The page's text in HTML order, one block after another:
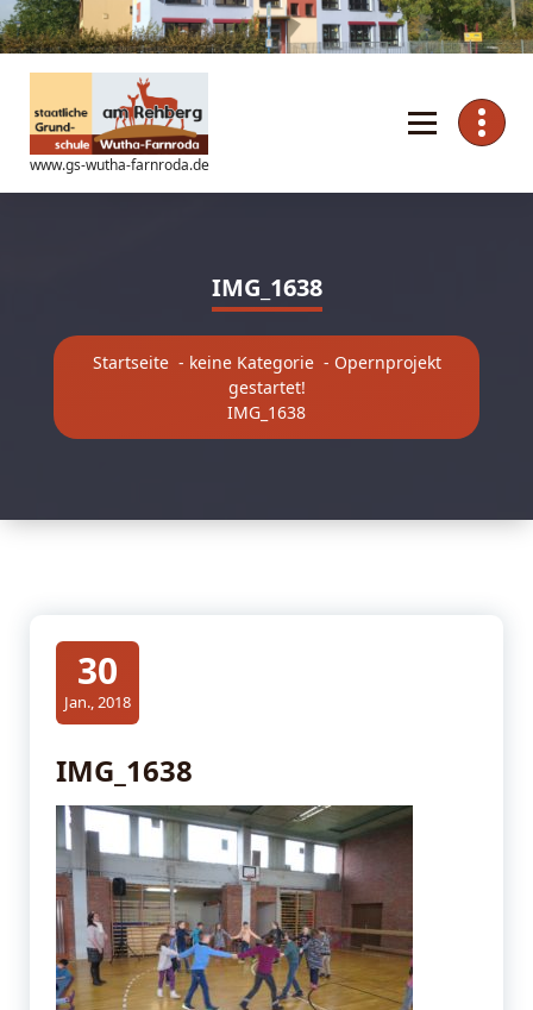
Zum
Inhalt
springen
www.gs-wutha-farnroda.de
IMG_1638
Startseite- keine Kategorie- Opernprojekt
gestartet!
IMG_1638
30
Jan., 2018
IMG_1638